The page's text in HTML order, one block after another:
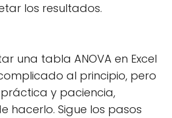
los resultados.
una tabla ANOVA en Excel
al principio, pero
y paciencia,
hacerlo. Sigue los pasos